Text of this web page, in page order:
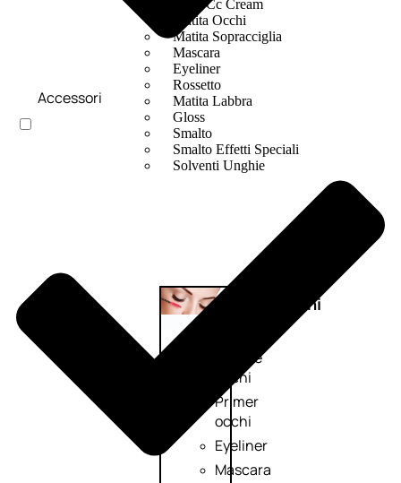
Bb E Cc Cream
Matita Occhi
Matita Sopracciglia
Mascara
Eyeliner
Rossetto
Matita Labbra
Gloss
Smalto
Smalto Effetti Speciali
Solventi Unghie
Occhi
Palette
occhi
Primer
occhi
Eyeliner
Mascara
Accessori